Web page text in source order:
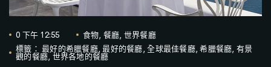
0 下午 12:55 食物, 餐廳, 世界餐廳
標籤：最好的希臘餐廳,最好的餐廳,全球最佳餐廳,希臘餐廳, 有景
觀的餐廳, 世界各地的餐廳